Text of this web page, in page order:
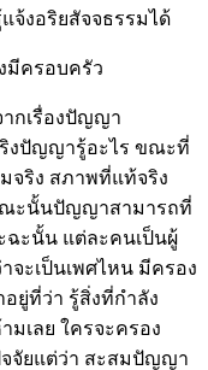
จ้งอริยสัจจธรรมได้
มีครอบครัว
กเรื่องปัญญา
ริงปัญญารู้อะไร ขณะที่
จริง สภาพที่แท้จริง
ณะนั้นปัญญาสามารถที่
ฉะนั้น แต่ละคนเป็นผู้
จะเป็นเพศไหน มีครอง
ยู่ที่ว่า รู้สิ่งที่กำลัง
มเลย ใครจะครอง
จจัยแต่ว่า สะสมปัญญา